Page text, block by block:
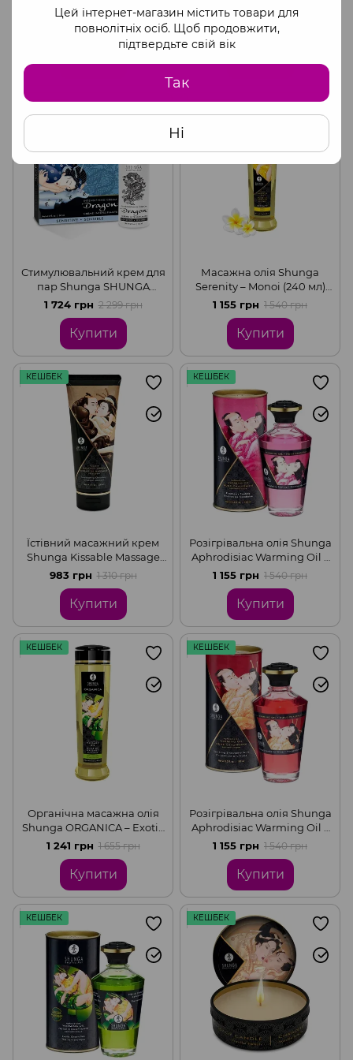
Цей інтернет-магазин містить товари для
повнолітніх осіб. Щоб продовжити,
підтвердьте свій вік
Так
Ні
Mini Massage Candle –
Exotic Green Tea (30 мл) з
афродизіаками
379 грн 505 грн
Купити
пар Shunga SHUNGA
Dragon Cream (60 мл),
ефект тепло-холод та
1 724 грн 2 299 грн
Купити
Стимулювальний крем для
пар Shunga SHUNGA
Dragon Cream SENSITIVE
(60 мл) ніжніший ефект
1 724 грн 2 299 грн
Купити
Масажна олія Shunga
Serenity – Monoi (240 мл)
натуральна
зволожувальна
1 155 грн 1 540 грн
Купити
КЕШБЕК
Їстівний масажний крем
Shunga Kissable Massage
Cream – Intoxicating
Chocolate (200 мл)
983 грн 1 310 грн
Купити
КЕШБЕК
Розігрівальна олія Shunga
Aphrodisiac Warming Oil –
Raspberry Feeling (100 мл)
без цукру, смачна
1 155 грн 1 540 грн
Купити
КЕШБЕК
Органічна масажна олія
Shunga ORGANICA – Exotic
green tea (240 мл) з
1 241 грн 1 655 грн
Купити
КЕШБЕК
Розігрівальна олія Shunga
Aphrodisiac Warming Oil –
Sparkling Strawberry Wine
(100 мл) без цукру
1 155 грн 1 540 грн
Купити
КЕШБЕК КЕШБЕК